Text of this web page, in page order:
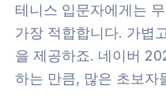
테니스 입문자에게는
가장 적합합니다. 가볍
을 제공하죠. 네이버
하는 만큼, 많은 초보자